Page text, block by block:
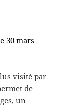
30 mars
visité par
de
un